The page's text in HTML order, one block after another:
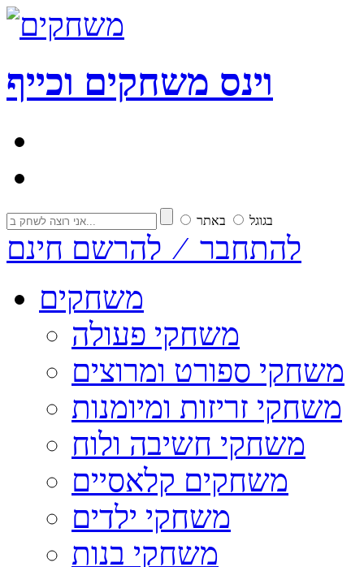
וינס משחקים וכייף
בגוגל באתר
להתחבר ⁄ להרשם חינם
משחקים
משחקי פעולה
משחקי ספורט ומרוצים
משחקי זריזות ומיומנות
משחקי חשיבה ולוח
משחקים קלאסיים
משחקי ילדים
משחקי בנות